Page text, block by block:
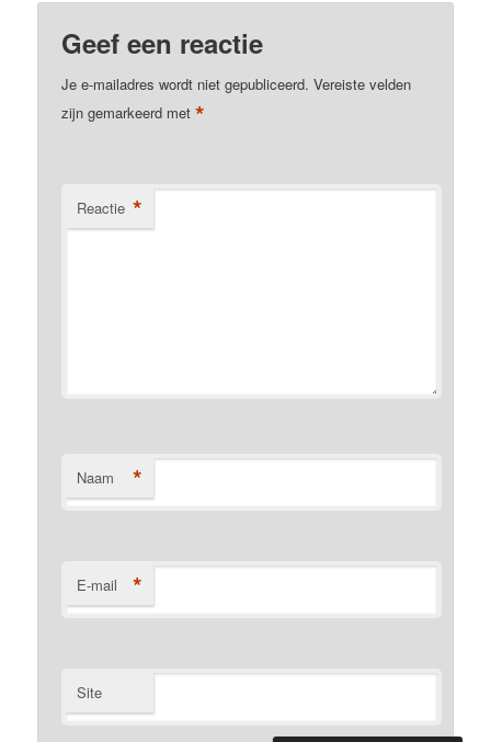
Geef een reactie
Je e-mailadres wordt niet gepubliceerd. Vereiste velden
zijn gemarkeerd met*
Reactie *
Naam *
E-mail *
Site